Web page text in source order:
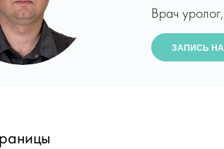
Врач
ЗАПИСЬ